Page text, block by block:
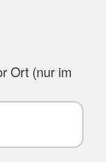
Ort (nur im